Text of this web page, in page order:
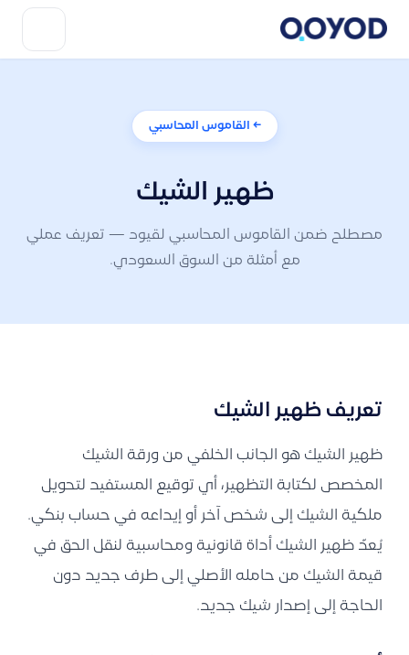
← القاموس المحاسبي
ظهير الشيك
مصطلح ضمن القاموس المحاسبي لقيود — تعريف عملي
مع أمثلة من السوق السعودي.
تعريف ظهير الشيك
ظهير الشيك هو الجانب الخلفي من ورقة الشيك
المخصص لكتابة التظهير، أي توقيع المستفيد لتحويل
ملكية الشيك إلى شخص آخر أو إيداعه في حساب بنكي.
يُعدّ ظهير الشيك أداة قانونية ومحاسبية لنقل الحق في
قيمة الشيك من حامله الأصلي إلى طرف جديد دون
الحاجة إلى إصدار شيك جديد.